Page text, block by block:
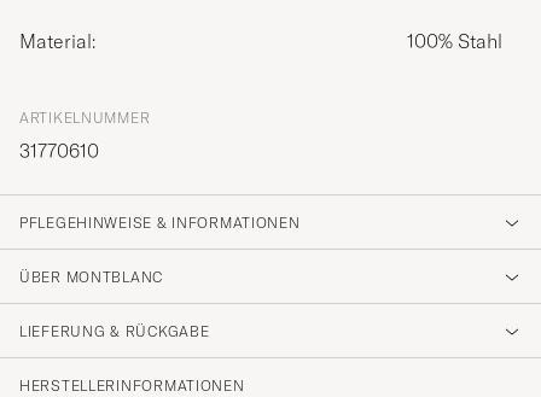
Material: 100% Stahl
ARTIKELNUMMER
31770610
PFLEGEHINWEISE & INFORMATIONEN
ÜBER MONTBLANC
LIEFERUNG & RÜCKGABE
HERSTELLERINFORMATIONEN